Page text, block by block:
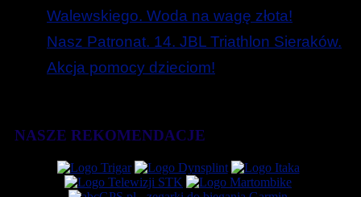
Walewskiego. Woda na wagę złota!
Nasz Patronat. 14. JBL Triathlon Sieraków.
Akcja pomocy dzieciom!
NASZE REKOMENDACJE